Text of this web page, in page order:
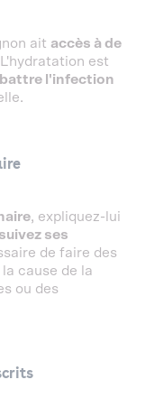
ait accès à de
est
l'infection
, expliquez-lui
suivez ses
de faire des
cause de la
ou des